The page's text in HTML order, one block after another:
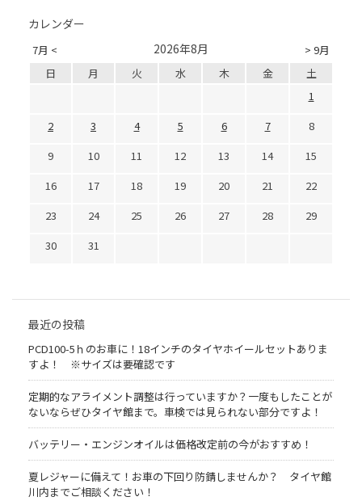
カレンダー
7月 < > 9月
2026年8月
日 月 火 水 木 金
土
1
2
3 4 5 6 7
8
9
10 11 12 13 14
15
16
17 18 19 20 21
22
23
24 25 26 27 28
29
30
31
最近の投稿
PCD100-5ｈのお車に！18インチのタイヤホイールセットありま
すよ！ ※サイズは要確認です
定期的なアライメント調整は行っていますか？一度もしたことが
ないならぜひタイヤ館まで。車検では見られない部分ですよ！
バッテリー・エンジンオイルは価格改定前の今がおすすめ！
夏レジャーに備えて！お車の下回り防錆しませんか？ タイヤ館
川内までご相談ください！